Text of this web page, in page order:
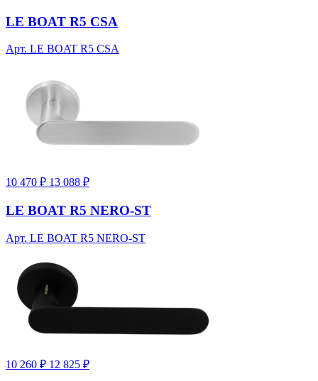
LE BOAT R5 CSA
Арт. LE BOAT R5 CSA
10 470 ₽ 13 088 ₽
LE BOAT R5 NERO-ST
Арт. LE BOAT R5 NERO-ST
10 260 ₽ 12 825 ₽